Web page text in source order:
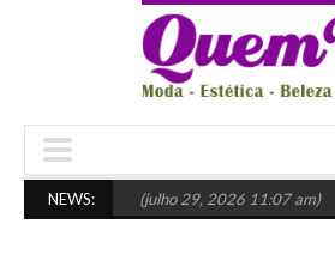
NEWS:
o certo (julho 29, 2026 11:07 am)